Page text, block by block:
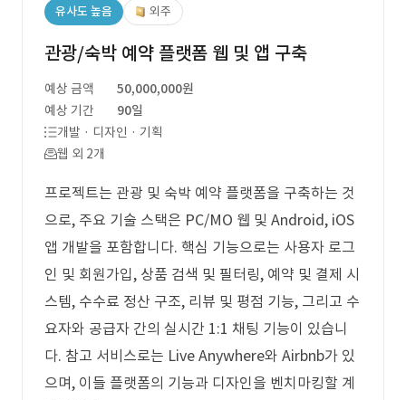
유사도 높음 외주
관광/숙박 예약 플랫폼 웹 및 앱 구축
예상 금액
50,000,000원
예상 기간
90일
개발 · 디자인 · 기획
웹 외 2개
프로젝트는 관광 및 숙박 예약 플랫폼을 구축하는 것
으로, 주요 기술 스택은 PC/MO 웹 및 Android, iOS
앱 개발을 포함합니다. 핵심 기능으로는 사용자 로그
인 및 회원가입, 상품 검색 및 필터링, 예약 및 결제 시
스템, 수수료 정산 구조, 리뷰 및 평점 기능, 그리고 수
요자와 공급자 간의 실시간 1:1 채팅 기능이 있습니
다. 참고 서비스로는 Live Anywhere와 Airbnb가 있
으며, 이들 플랫폼의 기능과 디자인을 벤치마킹할 계